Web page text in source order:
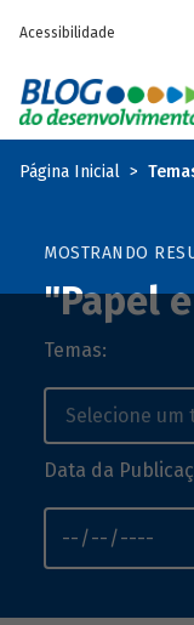
Acessibilidade
Página Inicial
MOSTRANDO
"Papel
Temas:
Data da